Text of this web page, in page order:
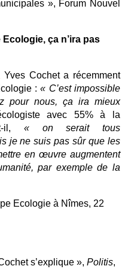
», Forum Nouvel
ça n’ira pas
Cochet a récemment
:« C’est impossible
pour nous, ça ira mieux
avec 55% à la
t-il, « on serait tous
je ne suis pas sûr que les
en œuvre augmentent
par exemple de la
Ecologie à Nîmes, 22
s’explique », Politis,